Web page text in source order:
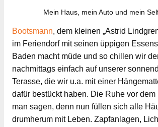
Mein Haus, mein Auto und mein
Bootsmann, dem kleinen „Astrid
im Feriendorf mit seinen üppigen
Baden macht müde und so chillen wir
nachmittags einfach auf unserer
Terasse, die wir u.a. mit einer
dafür bestückt haben. Die Ruhe vor dem
man sagen, denn nun füllen sich alle
drumherum mit Leben. Zapfanlagen,